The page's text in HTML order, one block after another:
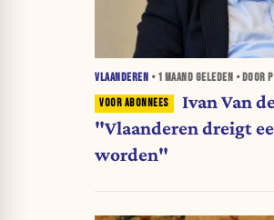
VLAANDEREN • 1 MAAND GELEDEN • DOOR
Ivan Van
"Vlaanderen dreigt
worden"